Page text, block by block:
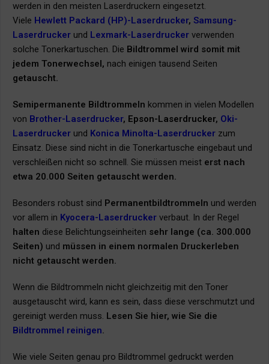
werden in den meisten Laserdruckern eingesetzt.
Viele Hewlett Packard (HP)-Laserdrucker, Samsung-
Laserdrucker und Lexmark-Laserdrucker verwenden
solche Tonerkartuschen. Die Bildtrommel wird somit mit
jedem Tonerwechsel, nach einigen tausend Seiten
getauscht.
Semipermanente Bildtrommeln kommen in vielen Modellen
von Brother-Laserdrucker, Epson-Laserdrucker, Oki-
Laserdrucker und Konica Minolta-Laserdrucker zum
Einsatz. Diese sind nicht in die Tonerkartusche eingebaut und
verschleißen nicht so schnell. Sie müssen meist erst nach
etwa 20.000 Seiten getauscht werden.
Besonders robust sind Permanentbildtrommeln und werden
vor allem in Kyocera-Laserdrucker verbaut. In der Regel
halten diese Belichtungseinheiten sehr lange (ca. 300.000
Seiten) und müssen in einem normalen Druckerleben
nicht getauscht werden.
Wenn die Bildtrommeln nicht gleichzeitig mit den Toner
ausgetauscht wird, kann es sein, dass diese verschmutzt und
gereinigt werden muss. Lesen Sie hier, wie Sie die
Bildtrommel reinigen.
Wie viele Seiten genau pro Bildtrommel gedruckt werden